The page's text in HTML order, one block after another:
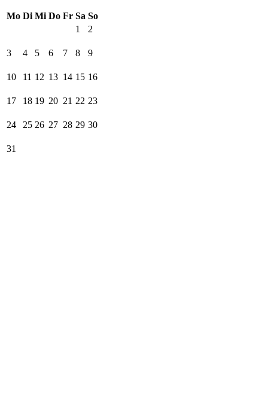
Mo Di Mi Do Fr Sa So
1
2
3 4 5 6 7 8 9
10 11 12 13 14 15 16
17 18 19 20 21 22 23
24 25 26 27 28 29 30
31